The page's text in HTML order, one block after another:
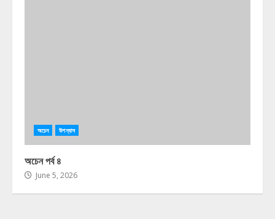
অচেন উপন্যাস
অচেন পর্ব ৪
June 5, 2026